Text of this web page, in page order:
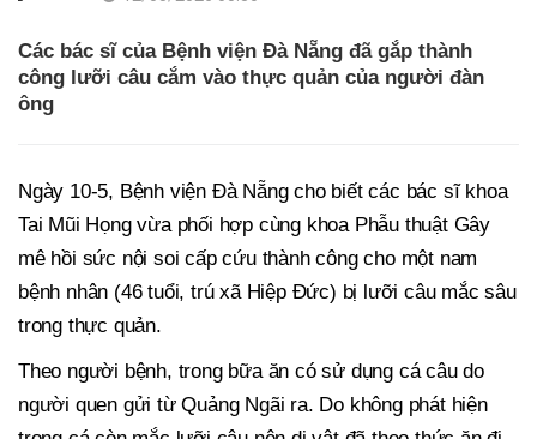
Các bác sĩ của Bệnh viện Đà Nẵng đã gắp thành
công lưỡi câu cắm vào thực quản của người đàn
ông
Ngày 10-5, Bệnh viện Đà Nẵng cho biết các bác sĩ khoa
Tai Mũi Họng vừa phối hợp cùng khoa Phẫu thuật Gây
mê hồi sức nội soi cấp cứu thành công cho một nam
bệnh nhân (46 tuổi, trú xã Hiệp Đức) bị lưỡi câu mắc sâu
trong thực quản.
Theo người bệnh, trong bữa ăn có sử dụng cá câu do
người quen gửi từ Quảng Ngãi ra. Do không phát hiện